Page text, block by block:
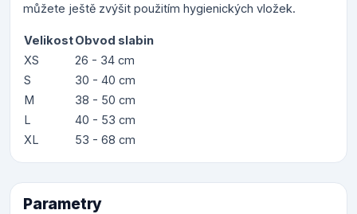
můžete ještě zvýšit použitím hygienických vložek.
VelikostObvod slabin
XS
26 - 34 cm
S
30 - 40 cm
M
38 - 50 cm
L
40 - 53 cm
XL
53 - 68 cm
Parametry